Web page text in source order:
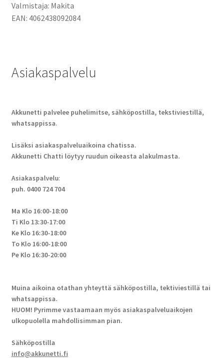
Valmistaja: Makita
EAN: 4062438092084
Asiakaspalvelu
Akkunetti palvelee puhelimitse, sähköpostilla, tekstiviestillä,
whatsappissa.
Lisäksi asiakaspalveluaikoina chatissa.
Akkunetti Chatti löytyy ruudun oikeasta alakulmasta.
Asiakaspalvelu:
puh. 0400 724 704
Ma Klo 16:00-18:00
Ti Klo 13:30-17:00
Ke Klo 16:30-18:00
To Klo 16:00-18:00
Pe Klo 16:30-20:00
Muina aikoina otathan yhteyttä sähköpostilla, tektiviestillä tai
whatsappissa.
HUOM! Pyrimme vastaamaan myös asiakaspalveluaikojen
ulkopuolella mahdollisimman pian.
Sähköpostilla
info@akkunetti.fi